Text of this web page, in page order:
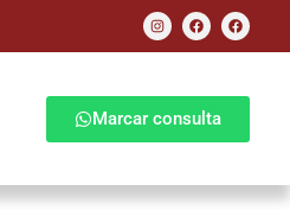
Marcar consulta